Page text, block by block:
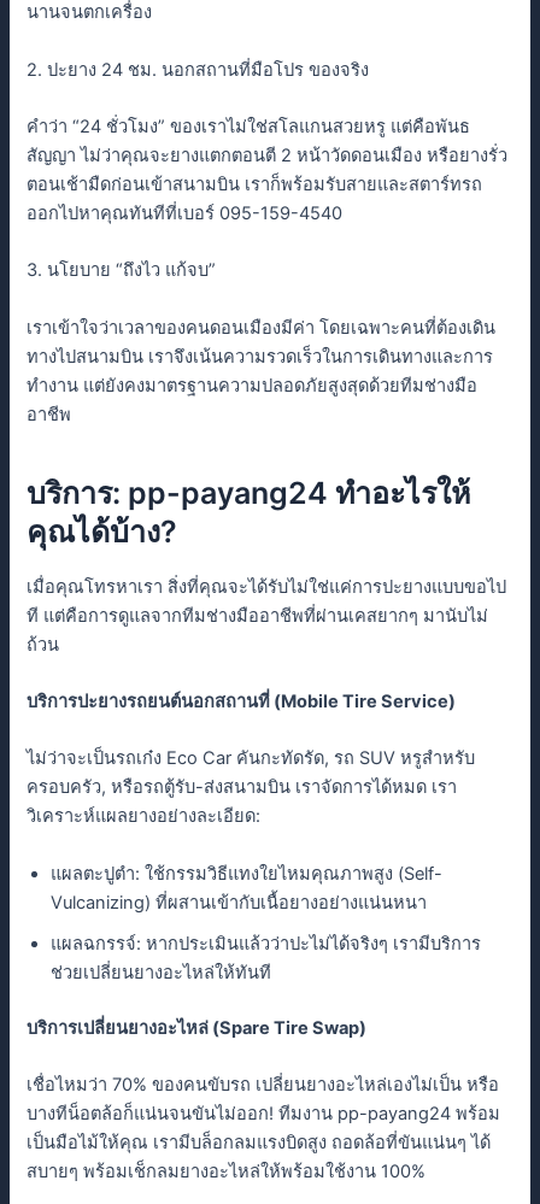
นานจนตกเครื่อง
2. ปะยาง 24 ชม. นอกสถานที่มือโปร ของจริง
คำว่า “24 ชั่วโมง” ของเราไม่ใช่สโลแกนสวยหรู แต่คือพันธ
สัญญา ไม่ว่าคุณจะยางแตกตอนตี 2 หน้าวัดดอนเมือง หรือยางรั่ว
ตอนเช้ามืดก่อนเข้าสนามบิน เราก็พร้อมรับสายและสตาร์ทรถ
ออกไปหาคุณทันทีที่เบอร์ 095-159-4540
3. นโยบาย “ถึงไว แก้จบ”
เราเข้าใจว่าเวลาของคนดอนเมืองมีค่า โดยเฉพาะคนที่ต้องเดิน
ทางไปสนามบิน เราจึงเน้นความรวดเร็วในการเดินทางและการ
ทำงาน แต่ยังคงมาตรฐานความปลอดภัยสูงสุดด้วยทีมช่างมือ
อาชีพ
บริการ: pp-payang24 ทำอะไรให้
คุณได้บ้าง?
เมื่อคุณโทรหาเรา สิ่งที่คุณจะได้รับไม่ใช่แค่การปะยางแบบขอไป
ที แต่คือการดูแลจากทีมช่างมืออาชีพที่ผ่านเคสยากๆ มานับไม่
ถ้วน
บริการปะยางรถยนต์นอกสถานที่ (Mobile Tire Service)
ไม่ว่าจะเป็นรถเก๋ง Eco Car คันกะทัดรัด, รถ SUV หรูสำหรับ
ครอบครัว, หรือรถตู้รับ-ส่งสนามบิน เราจัดการได้หมด เรา
วิเคราะห์แผลยางอย่างละเอียด:
แผลตะปูตำ: ใช้กรรมวิธีแทงใยไหมคุณภาพสูง (Self-
Vulcanizing) ที่ผสานเข้ากับเนื้อยางอย่างแน่นหนา
แผลฉกรรจ์: หากประเมินแล้วว่าปะไม่ได้จริงๆ เรามีบริการ
ช่วยเปลี่ยนยางอะไหล่ให้ทันที
บริการเปลี่ยนยางอะไหล่ (Spare Tire Swap)
เชื่อไหมว่า 70% ของคนขับรถ เปลี่ยนยางอะไหล่เองไม่เป็น หรือ
บางทีน็อตล้อก็แน่นจนขันไม่ออก! ทีมงาน pp-payang24 พร้อม
เป็นมือไม้ให้คุณ เรามีบล็อกลมแรงบิดสูง ถอดล้อที่ขันแน่นๆ ได้
สบายๆ พร้อมเช็กลมยางอะไหล่ให้พร้อมใช้งาน 100%